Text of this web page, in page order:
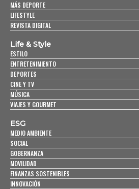
MÁS DEPORTE
LIFESTYLE
REVISTA DIGITAL
Life & Style
ESTILO
ENTRETENIMIENTO
DEPORTES
CINE Y TV
MÚSICA
VIAJES Y GOURMET
ESG
MEDIO AMBIENTE
SOCIAL
GOBERNANZA
MOVILIDAD
FINANZAS SOSTENIBLES
INNOVACIÓN